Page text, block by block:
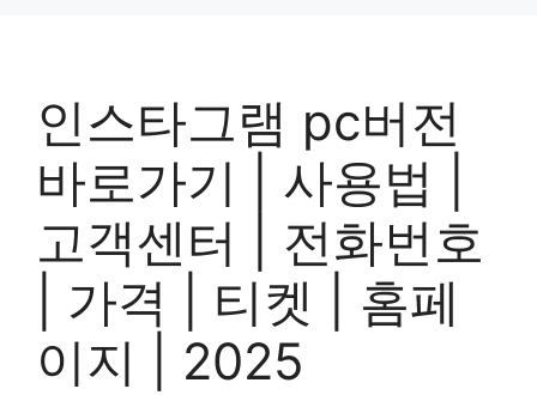
인스타그램 pc버전
바로가기 | 사용법 |
고객센터 | 전화번호
| 가격 | 티켓 | 홈페
이지 | 2025